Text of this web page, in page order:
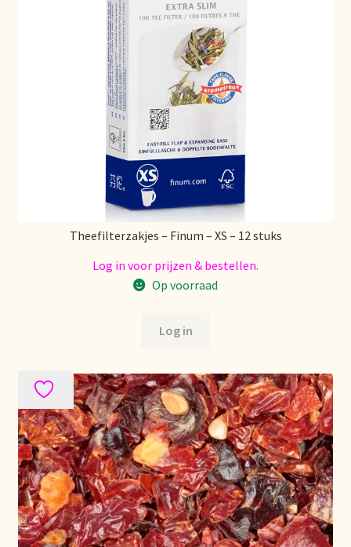
Theefilterzakjes – Finum – XS – 12 stuks
Log in voor prijzen & bestellen.
Op voorraad
Log in